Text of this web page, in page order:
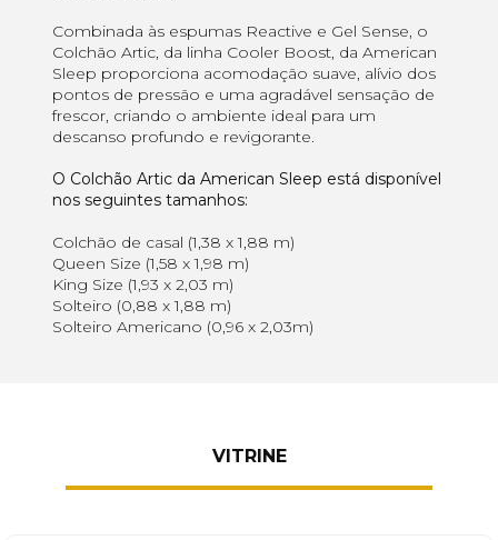
Combinada às espumas Reactive e Gel Sense, o
Colchão Artic, da linha Cooler Boost, da American
Sleep proporciona acomodação suave, alívio dos
pontos de pressão e uma agradável sensação de
frescor, criando o ambiente ideal para um
descanso profundo e revigorante.
O Colchão Artic da American Sleep está disponível
nos seguintes tamanhos:
Colchão de casal (1,38 x 1,88 m)
Queen Size (1,58 x 1,98 m)
King Size (1,93 x 2,03 m)
Solteiro (0,88 x 1,88 m)
Solteiro Americano (0,96 x 2,03m)
VITRINE